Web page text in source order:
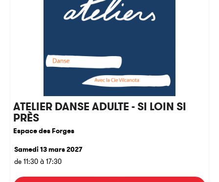
ATELIER DANSE ADULTE - SI LOIN SI
PRÈS
Espace des Forges
Samedi 13 mars 2027
de 11:30 à 17:30